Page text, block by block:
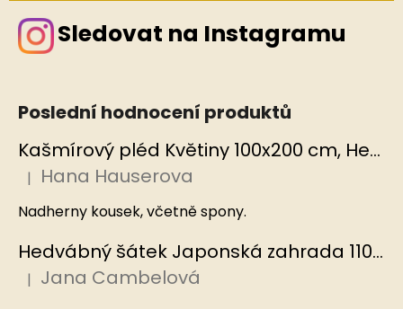
Sledovat na Instagramu
Poslední hodnocení produktů
Kašmírový pléd Květiny 100x200 cm, Hedvábný svět
Hodnocení produktu je 5 z 5 hvězdiček.
| Hana Hauserova
Nadherny kousek, včetně spony.
Hedvábný šátek Japonská zahrada 110x110 cm v dárkovém balení, HEDVÁBNÝ SVĚT
Hodnocení produktu je 5 z 5 hvězdiček.
| Jana Cambelová